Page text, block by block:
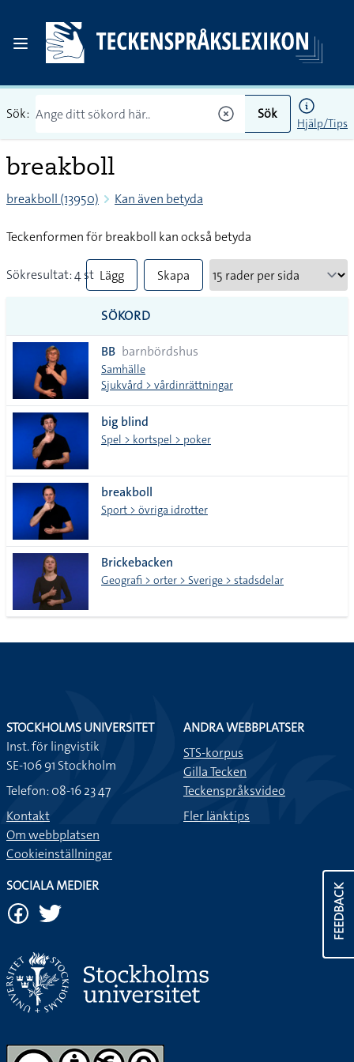
Sök: Sök
Hjälp/Tips
breakboll
breakboll (13950) Kan även betyda
Teckenformen för breakboll kan också betyda
Sökresultat: 4 st Lägg
till
alla i
lista
Skapa
SÖKORD
BB barnbördshus
Samhälle
Sjukvård > vårdinrättningar
big blind
Spel > kortspel > poker
breakboll
Sport > övriga idrotter
Brickebacken
Geografi > orter > Sverige > stadsdelar
FEEDBACK
STOCKHOLMS UNIVERSITET
Inst. för lingvistik
SE-106 91 Stockholm
Telefon: 08-16 23 47
Kontakt
Om webbplatsen
Cookieinställningar
ANDRA WEBBPLATSER
STS-korpus
Gilla Tecken
Teckenspråksvideo
Fler länktips
SOCIALA MEDIER